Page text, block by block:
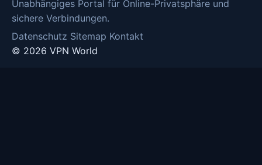
Unabhängiges Portal für Online-Privatsphäre und
sichere Verbindungen.
Datenschutz Sitemap Kontakt
© 2026 VPN World